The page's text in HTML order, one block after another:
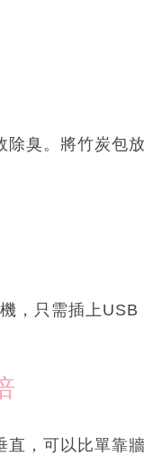
臭。將竹炭包
，只需插上USB
直，可以比單靠